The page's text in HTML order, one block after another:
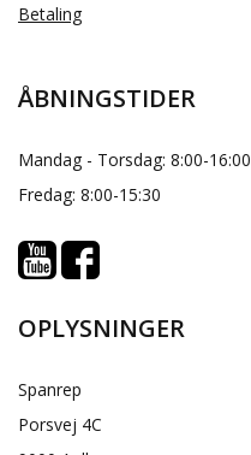
Betaling
ÅBNINGSTIDER
Mandag - Torsdag: 8:00-16:00
Fredag: 8:00-15:30
OPLYSNINGER
Spanrep
Porsvej 4C